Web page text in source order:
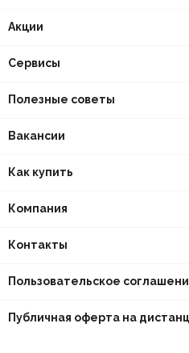
Акции
Сервисы
Полезные советы
Вакансии
Как купить
Компания
Контакты
Пользовательское
Публичная оферта на